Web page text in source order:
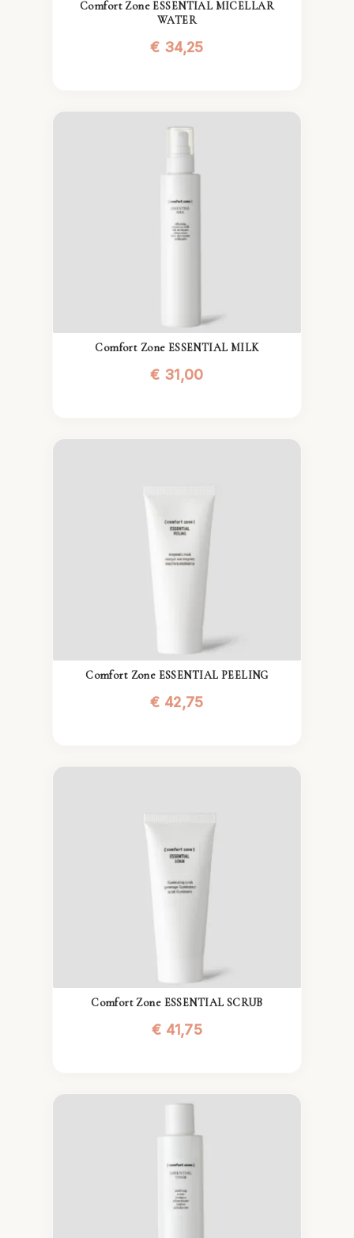
Comfort Zone ESSENTIAL MICELLAR
WATER
€ 34,25
Comfort Zone ESSENTIAL MILK
€ 31,00
Comfort Zone ESSENTIAL PEELING
€ 42,75
Comfort Zone ESSENTIAL SCRUB
€ 41,75